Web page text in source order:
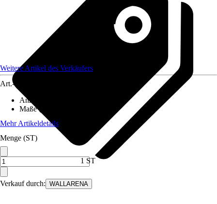
Verkauf durch: WALLARENA
Weitere Artikel des Verkäufers
Art.-Nr.
Anzahl der Teile
Maße (BxH)
Mehr Artikeldetails
Menge (ST)
1 ST